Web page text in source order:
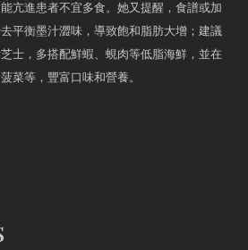
亢進患者不宜多食。她又提醒，食譜或加
平衡墨汁澀味，導致飽和脂肪大增；建議
士，多搭配鮮蝦、蜆肉等低脂海鮮，並在
菜等，豐富口味和營養。